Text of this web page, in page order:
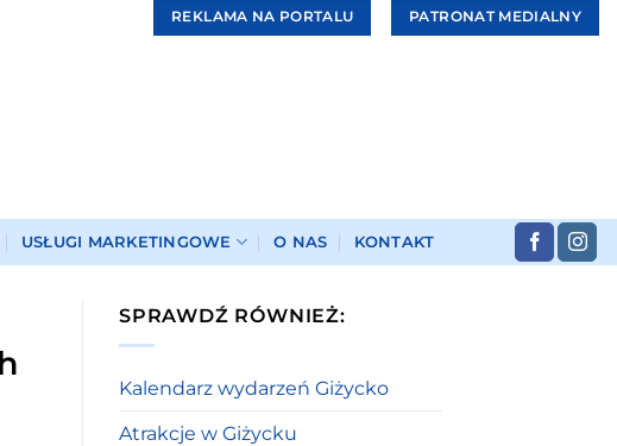
REKLAMA NA PORTALU PATRONAT MEDIALNY
USŁUGI MARKETINGOWE O NAS KONTAKT
SPRAWDŹ RÓWNIEŻ:
Kalendarz wydarzeń Giżycko
Atrakcje w Giżycku